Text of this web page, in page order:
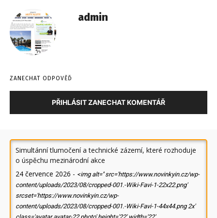
admin
ZANECHAT ODPOVĚĎ
PŘIHLÁSIT ZANECHAT KOMENTÁŘ
Simultánní tlumočení a technické zázemí, které rozhoduje
o úspěchu mezinárodní akce
24 července 2026 - <img alt='' src='https://www.novinkyin.cz/wp-
content/uploads/2023/08/cropped-001.-Wiki-Favi-1-22x22.png'
srcset='https://www.novinkyin.cz/wp-
content/uploads/2023/08/cropped-001.-Wiki-Favi-1-44x44.png 2x'